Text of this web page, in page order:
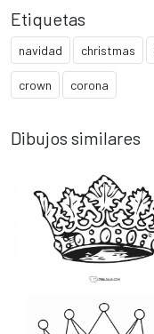
Etiquetas
navidad christmas
crown corona
Dibujos similares